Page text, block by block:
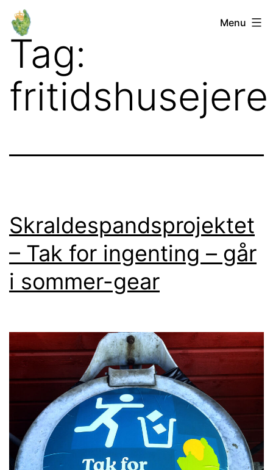
Fortsæt
indhold
Orø
Lokalforum
Menu
Tag:
fritidshusejere
Skraldespandsprojektet
– Tak for ingenting – går
i sommer-gear